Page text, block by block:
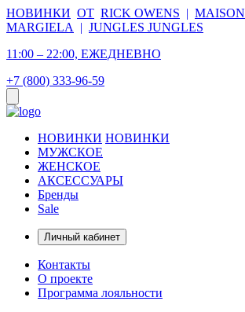
НОВИНКИ ОТ RICK OWENS | MAISON
MARGIELA
| JUNGLES JUNGLES
11:00 – 22:00, ЕЖЕДНЕВНО
+7 (800) 333-96-59
НОВИНКИ НОВИНКИ
МУЖСКОЕ
ЖЕНСКОЕ
АКСЕССУАРЫ
Бренды
Sale
Личный кабинет
Контакты
О проекте
Программа лояльности